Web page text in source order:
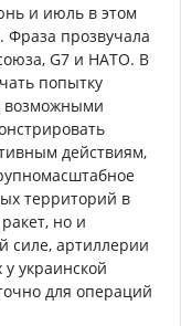
и июль в этом
Фраза прозвучала
G7 и НАТО. В
попытку
возможными
действиям,
территорий в
но и
силе, артиллерии
украинской
для операций